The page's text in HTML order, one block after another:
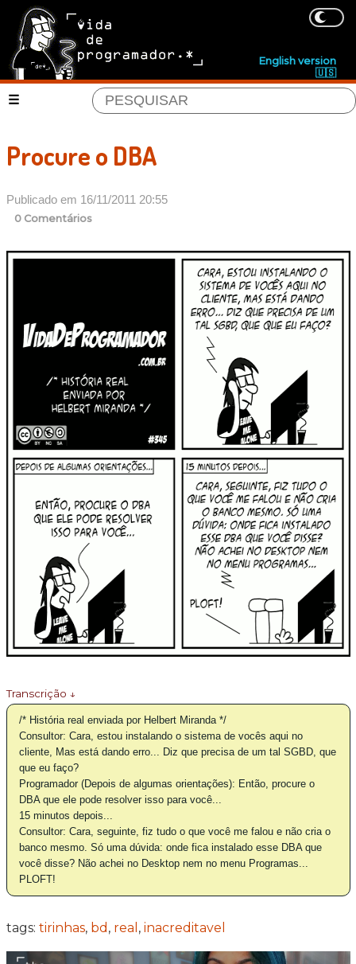
English version
🇺🇸
Procure o DBA
Publicado em 16/11/2011 20:55
0 Comentários
Transcrição ↓
/* História real enviada por Helbert Miranda */
Consultor: Cara, estou instalando o sistema de vocês aqui no
cliente, Mas está dando erro... Diz que precisa de um tal SGBD, que
que eu faço?
Programador (Depois de algumas orientações): Então, procure o
DBA que ele pode resolver isso para você...
15 minutos depois...
Consultor: Cara, seguinte, fiz tudo o que você me falou e não cria o
banco mesmo. Só uma dúvida: onde fica instalado esse DBA que
você disse? Não achei no Desktop nem no menu Programas...
PLOFT!
tags: tirinhas, bd , real , inacreditavel